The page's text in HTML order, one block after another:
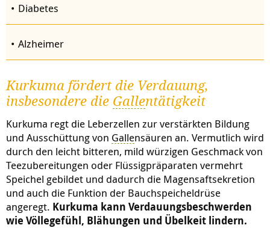
Diabetes
Alzheimer
Kurkuma fördert die Verdauung,
insbesondere die Gallentätigkeit
Kurkuma regt die Leberzellen zur verstärkten Bildung
und Ausschüttung von Gallensäuren an. Vermutlich wird
durch den leicht bitteren, mild würzigen Geschmack von
Teezubereitungen oder Flüssigpräparaten vermehrt
Speichel gebildet und dadurch die Magensaftsekretion
und auch die Funktion der Bauchspeicheldrüse
angeregt. Kurkuma kann Verdauungsbeschwerden
wie Völlegefühl, Blähungen und Übelkeit lindern.